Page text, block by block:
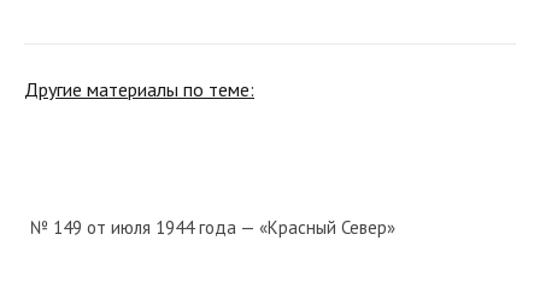
Другие материалы по теме:
№ 149 от июля 1944 года — «Красный Север»